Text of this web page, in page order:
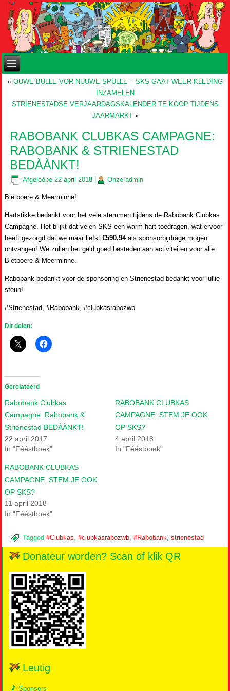
« OUWE BULLE VOR NUUWE SPULLE – SKS GAAT WEER KLEDING
INZAMELEN
STRIENESTADSE VERJAARDAGSKALENDER TE KOOP TIJDENS
JAARMARKT»
RABOBANK CLUBKAS CAMPAGNE:
RABOBANK & STRIENESTAD
BEDÀÀNKT!
Afgelòòpe 22 april 2018 Onze admin
Bietboere & Meerminne!
Hartstikke bedankt voor het vele stemmen tijdens de Rabobank Clubkas
Campagne. Het blijkt dat velen SKS een warm hart toedragen, wat ervoor
heeft gezorgd dat we maar liefst€590,94als sponsorbijdrage mogen
ontvangen! We zullen het geld goed besteden aan activiteiten voor alle
Bietboere & Meerminne.
Rabobank bedankt voor de sponsoring en Strienestad bedankt voor jullie
steun!
#Strienestad, #Rabobank, #clubkasrabozwb
Dit delen:
Gerelateerd
Rabobank Clubkas
Campagne: Rabobank &
Strienestad BEDÀÀNKT!
22 april 2017
In "Fééstboek"
RABOBANK CLUBKAS
CAMPAGNE: STEM JE OOK
OP SKS?
4 april 2018
In "Fééstboek"
RABOBANK CLUBKAS
CAMPAGNE: STEM JE OOK
OP SKS?
11 april 2018
In "Fééstboek"
Tagged #Clubkas ,#clubkasrabozwb ,#Rabobank ,strienestad
Donateur worden? Scan of klik QR
Leutig
Sponsers